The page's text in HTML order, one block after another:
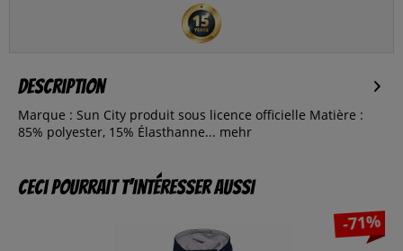
Description
Marque : Sun City produit sous licence officielle Matière :
85% polyester, 15% Élasthanne... mehr
Ceci pourrait t’intéresser aussi
-71%